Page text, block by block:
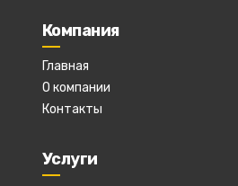
Компания
Главная
О компании
Контакты
Услуги